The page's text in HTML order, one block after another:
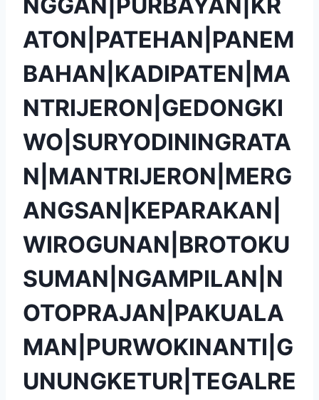
ATON|PATEHAN|PANEM
BAHAN|KADIPATEN|MA
NTRIJERON|GEDONGKI
WO|SURYODININGRATA
N|MANTRIJERON|MERG
ANGSAN|KEPARAKAN|
WIROGUNAN|BROTOKU
SUMAN|NGAMPILAN|N
OTOPRAJAN|PAKUALA
MAN|PURWOKINANTI|G
UNUNGKETUR|TEGALRE